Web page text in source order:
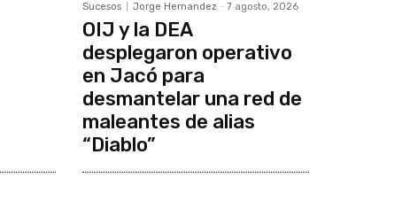
Sucesos Jorge Hernandez - 7 agosto, 2026
OIJ y la DEA
desplegaron operativo
en Jacó para
desmantelar una red de
maleantes de alias
“Diablo”